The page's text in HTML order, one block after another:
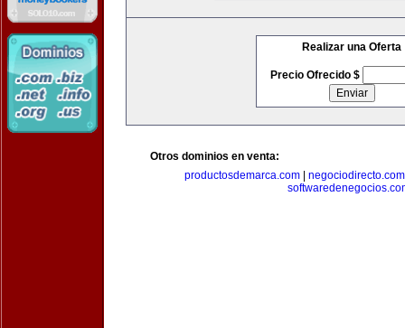
Realizar una Oferta
Precio Ofrecido $
Otros dominios en venta:
productosdemarca.com| negociodirecto.com